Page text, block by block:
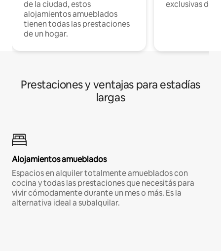
de la ciudad, estos
alojamientos amueblados
tienen todas las prestaciones
de un hogar.
exclusivas de
Prestaciones y ventajas para estadías
largas
Alojamientos amueblados
Espacios en alquiler totalmente amueblados con
cocina y todas las prestaciones que necesitás para
vivir cómodamente durante un mes o más. Es la
alternativa ideal a subalquilar.